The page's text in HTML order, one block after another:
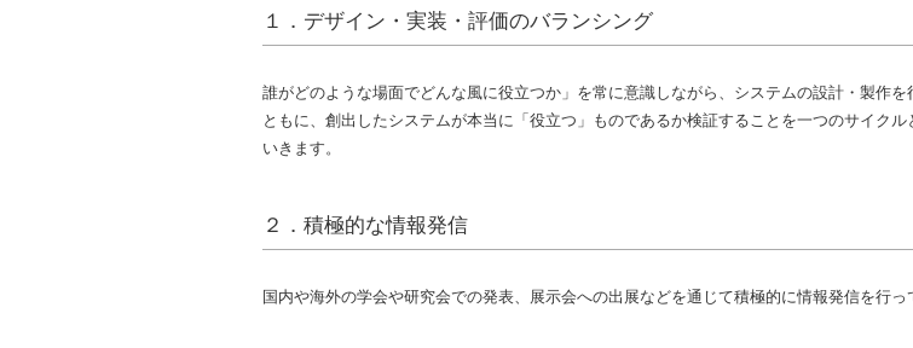
１．デザイン・実装・評価のバランシング
誰がどのような場面でどんな風に役立つか」を常に意識しながら、システムの設計・製作を
ともに、創出したシステムが本当に「役立つ」ものであるか検証することを一つのサイクル
いきます。
２．積極的な情報発信
国内や海外の学会や研究会での発表、展示会への出展などを通じて積極的に情報発信を行っ